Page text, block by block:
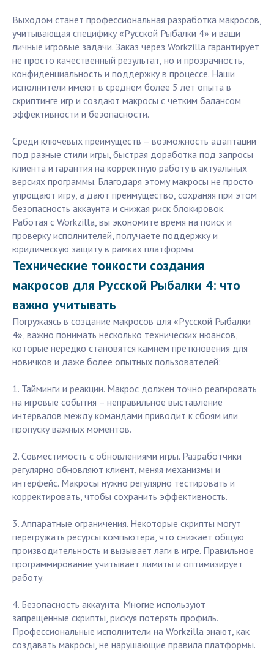
Выходом станет профессиональная разработка макросов,
учитывающая специфику «Русской Рыбалки 4» и ваши
личные игровые задачи. Заказ через Workzilla гарантирует
не просто качественный результат, но и прозрачность,
конфиденциальность и поддержку в процессе. Наши
исполнители имеют в среднем более 5 лет опыта в
скриптинге игр и создают макросы с четким балансом
эффективности и безопасности.
Среди ключевых преимуществ – возможность адаптации
под разные стили игры, быстрая доработка под запросы
клиента и гарантия на корректную работу в актуальных
версиях программы. Благодаря этому макросы не просто
упрощают игру, а дают преимущество, сохраняя при этом
безопасность аккаунта и снижая риск блокировок.
Работая с Workzilla, вы экономите время на поиск и
проверку исполнителей, получаете поддержку и
юридическую защиту в рамках платформы.
Технические тонкости создания
макросов для Русской Рыбалки 4: что
важно учитывать
Погружаясь в создание макросов для «Русской Рыбалки
4», важно понимать несколько технических нюансов,
которые нередко становятся камнем преткновения для
новичков и даже более опытных пользователей:
1. Тайминги и реакции. Макрос должен точно реагировать
на игровые события – неправильное выставление
интервалов между командами приводит к сбоям или
пропуску важных моментов.
2. Совместимость с обновлениями игры. Разработчики
регулярно обновляют клиент, меняя механизмы и
интерфейс. Макросы нужно регулярно тестировать и
корректировать, чтобы сохранить эффективность.
3. Аппаратные ограничения. Некоторые скрипты могут
перегружать ресурсы компьютера, что снижает общую
производительность и вызывает лаги в игре. Правильное
программирование учитывает лимиты и оптимизирует
работу.
4. Безопасность аккаунта. Многие используют
запрещённые скрипты, рискуя потерять профиль.
Профессиональные исполнители на Workzilla знают, как
создавать макросы, не нарушающие правила платформы.